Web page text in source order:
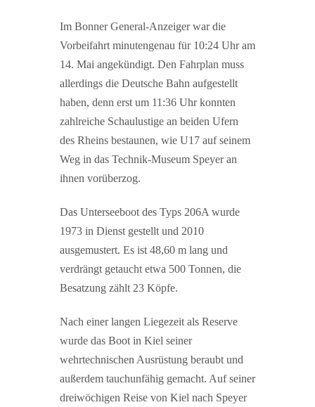
Im Bonner General-Anzeiger war die
Vorbeifahrt minutengenau für 10:24 Uhr am
14. Mai angekündigt. Den Fahrplan muss
allerdings die Deutsche Bahn aufgestellt
haben, denn erst um 11:36 Uhr konnten
zahlreiche Schaulustige an beiden Ufern
des Rheins bestaunen, wie U17 auf seinem
Weg in das Technik-Museum Speyer an
ihnen vorüberzog.
Das Unterseeboot des Typs 206A wurde
1973 in Dienst gestellt und 2010
ausgemustert. Es ist 48,60 m lang und
verdrängt getaucht etwa 500 Tonnen, die
Besatzung zählt 23 Köpfe.
Nach einer langen Liegezeit als Reserve
wurde das Boot in Kiel seiner
wehrtechnischen Ausrüstung beraubt und
außerdem tauchunfähig gemacht. Auf seiner
dreiwöchigen Reise von Kiel nach Speyer